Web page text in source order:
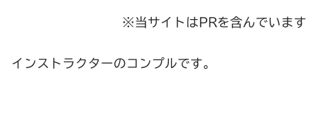
※当サイトはPRを含んでいます
インストラクターのコンプルです。